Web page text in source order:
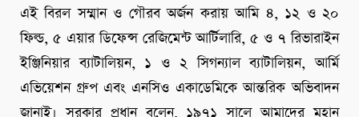
এই বিরল সম্মান ও গৌরব অর্জন করায় আমি ৪, ১২ ও ২০
ফিল্ড, ৫ এয়ার ডিফেন্স রেজিমেন্ট আর্টিলারি, ৫ ও ৭ রিভারাইন
ইঞ্জিনিয়ার ব্যাটালিয়ন, ১ ও ২ সিগন্যাল ব্যাটালিয়ন, আর্মি
এভিয়েশন গ্রুপ এবং এনসিও একাডেমিকে আন্তরিক অভিবাদন